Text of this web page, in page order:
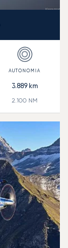
3.889km
2.100 NM